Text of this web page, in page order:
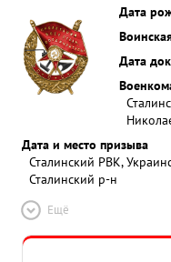
Дата
Дата
Дата и место призыва
Сталинский РВК,
Сталинский р-н
Ещё